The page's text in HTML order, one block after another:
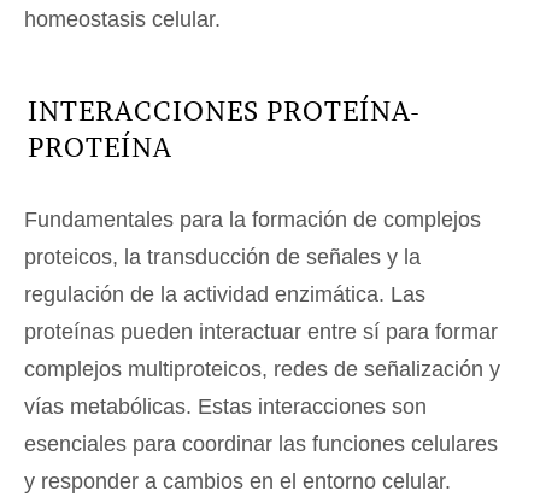
homeostasis celular.
INTERACCIONES PROTEÍNA-
PROTEÍNA
Fundamentales para la formación de complejos
proteicos, la transducción de señales y la
regulación de la actividad enzimática. Las
proteínas pueden interactuar entre sí para formar
complejos multiproteicos, redes de señalización y
vías metabólicas. Estas interacciones son
esenciales para coordinar las funciones celulares
y responder a cambios en el entorno celular.